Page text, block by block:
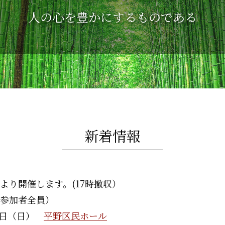
人の心を豊かにするものである
新着情報
り開催します。(17時撤収）
加者全員）
（日） 平野区民ホール